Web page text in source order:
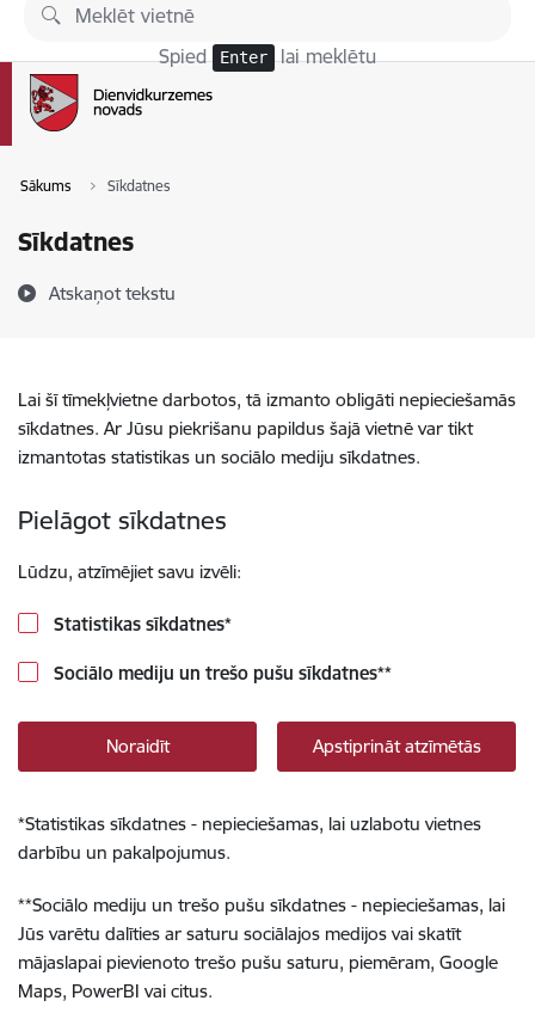
Pāriet uz lapas saturu
Spied Enter lai meklētu
Sākums Sīkdatnes
Sīkdatnes
Atskaņot tekstu
Lai šī tīmekļvietne darbotos, tā izmanto obligāti nepieciešamās
sīkdatnes. Ar Jūsu piekrišanu papildus šajā vietnē var tikt
izmantotas statistikas un sociālo mediju sīkdatnes.
Pielāgot sīkdatnes
Lūdzu, atzīmējiet savu izvēli:
Statistikas sīkdatnes*
Sociālo mediju un trešo pušu sīkdatnes**
Noraidīt Apstiprināt atzīmētās
*Statistikas sīkdatnes - nepieciešamas, lai uzlabotu vietnes
darbību un pakalpojumus.
**Sociālo mediju un trešo pušu sīkdatnes - nepieciešamas, lai
Jūs varētu dalīties ar saturu sociālajos medijos vai skatīt
mājaslapai pievienoto trešo pušu saturu, piemēram, Google
Maps, PowerBI vai citus.